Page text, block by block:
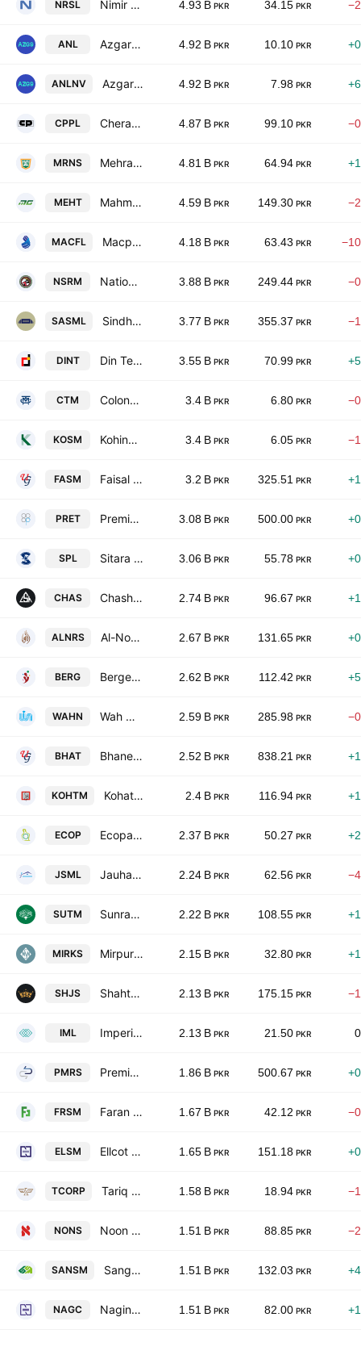
NRSL Nimir Resins Ltd. 4.93 B PKR 34.15 PKR
ANL Azgard Nine Limited 4.92 B PKR 10.10 PKR
ANLNV Azgard Nine Limited 4.92 B PKR 7.98 PKR
CPPL Cherat Packaging Limited 4.87 B PKR 99.10 PKR
MRNS Mehran Sugar Mills Limited 4.81 B PKR 64.94 PKR
MEHT Mahmood Textile Mills Limited 4.59 B PKR 149.30 PKR
MACFL Macpac Films Limited 4.18 B PKR 63.43 PKR
NSRM National Silk & Rayon Mills Ltd. 3.88 B PKR 249.44 PKR
SASML Sindh Abadgars Sugar Mills Limited 3.77 B PKR 355.37 PKR
DINT Din Textile Mills Limited 3.55 B PKR 70.99 PKR
CTM Colony Textile Mills Ltd. 3.4 B PKR 6.80 PKR
KOSM Kohinoor Spinning Mills Limited 3.4 B PKR 6.05 PKR
FASM Faisal Spinning Mills Limited 3.2 B PKR 325.51 PKR
PRET Premium Textile Mills Ltd 3.08 B PKR 500.00 PKR
SPL Sitara Peroxide Limited 3.06 B PKR 55.78 PKR
CHAS Chashma Sugar Mills Limited 2.74 B PKR 96.67 PKR
ALNRS Al-Noor Sugar Mills Limited 2.67 B PKR 131.65 PKR
BERG Berger Paints Pakistan Limited. 2.62 B PKR 112.42 PKR
WAHN Wah Nobel Chemicals Limited 2.59 B PKR 285.98 PKR
BHAT Bhanero Textile Mills Limited. 2.52 B PKR 838.21 PKR
KOHTM Kohat Textile Mills Limited 2.4 B PKR 116.94 PKR
ECOP Ecopack Limited 2.37 B PKR 50.27 PKR
JSML Jauharabad Sugar Mills Ltd. 2.24 B PKR 62.56 PKR
SUTM Sunrays Textile Mills Ltd. 2.22 B PKR 108.55 PKR
MIRKS Mirpurkhas Sugar Mills Limited 2.15 B PKR 32.80 PKR
SHJS Shahtaj Sugar Mills Limited 2.13 B PKR 175.15 PKR
IML Imperial Limited 2.13 B PKR 21.50 PKR
PMRS Premier Sugar Mills & Distillery Co. Ltd. 1.86 B PKR 500.67 PKR
FRSM Faran Sugar Mills Ltd 1.67 B PKR 42.12 PKR
ELSM Ellcot Spinning Mills Limited 1.65 B PKR 151.18 PKR
TCORP Tariq Corporation Limited 1.58 B PKR 18.94 PKR
NONS Noon Sugar Mills Limited 1.51 B PKR 88.85 PKR
SANSM Sanghar Sugar Mills Limited 1.51 B PKR 132.03 PKR
NAGC Nagina Cotton Mills Limited 1.51 B PKR 82.00 PKR